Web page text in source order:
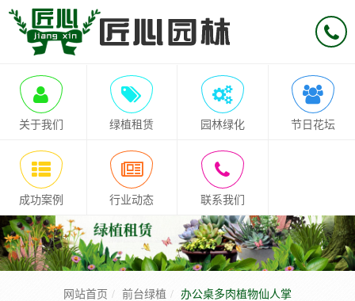
关于我们 绿植租赁 园林绿化 节日花坛
成功案例 行业动态 联系我们
网站首页 前台绿植 办公桌多肉植物仙人掌